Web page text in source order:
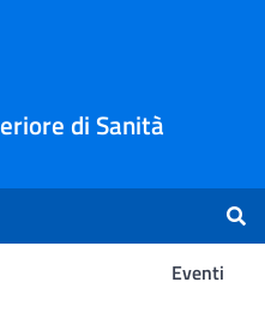
di Sanità
Eventi